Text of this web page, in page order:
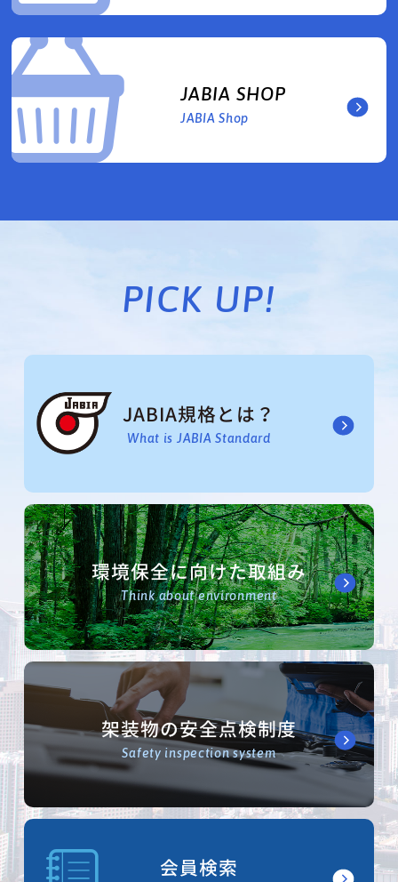
JABIA SHOP
JABIA Shop
PICK UP!
JABIA規格とは？
What is JABIA Standard
環境保全に向けた取組み
Think about environment
架装物の安全点検制度
Safety inspection system
会員検索